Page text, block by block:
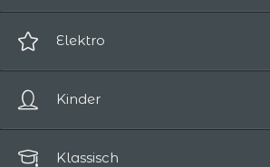
Science-Fiction / Fantasy
Spannung / Horror
Elektro
Kinder
Klassisch